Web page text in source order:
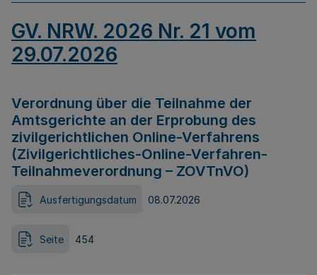
GV. NRW. 2026 Nr. 21 vom
29.07.2026
Verordnung über die Teilnahme der
Amtsgerichte an der Erprobung des
zivilgerichtlichen Online-Verfahrens
(Zivilgerichtliches-Online-Verfahren-
Teilnahmeverordnung – ZOVTnVO)
Ausfertigungsdatum 08.07.2026
Seite 454